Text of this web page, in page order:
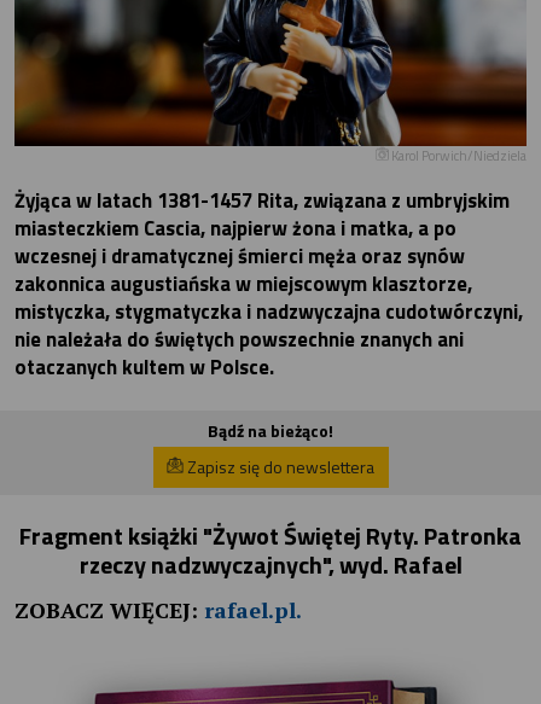
Karol Porwich/Niedziela
Żyjąca w latach 1381-1457 Rita, związana z umbryjskim
miasteczkiem Cascia, najpierw żona i matka, a po
wczesnej i dramatycznej śmierci męża oraz synów
zakonnica augustiańska w miejscowym klasztorze,
mistyczka, stygmatyczka i nadzwyczajna cudotwórczyni,
nie należała do świętych powszechnie znanych ani
otaczanych kultem w Polsce.
Bądź na bieżąco!
Zapisz się do newslettera
Fragment książki "Żywot Świętej Ryty. Patronka
rzeczy nadzwyczajnych", wyd. Rafael
ZOBACZ WIĘCEJ: rafael.pl.